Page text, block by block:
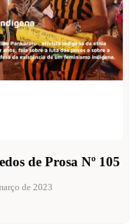
de Prosa Nº 105
de 2023